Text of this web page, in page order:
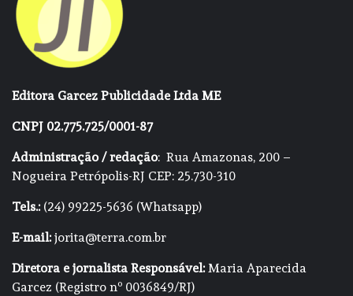
Editora Garcez Publicidade Ltda ME
CNPJ 02.775.725/0001-87
Administração / redação: Rua Amazonas, 200 –
Nogueira Petrópolis-RJ CEP: 25.730-310
Tels.:(24) 99225-5636 (Whatsapp)
E-mail:jorita@terra.com.br
Diretora e jornalista Responsável:Maria Aparecida
Garcez (Registro nº 0036849/RJ)